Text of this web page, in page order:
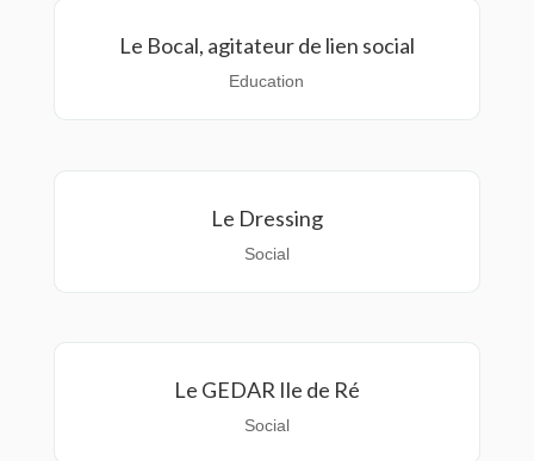
Le Bocal, agitateur de lien social
Education
Le Dressing
Social
Le GEDAR Ile de Ré
Social